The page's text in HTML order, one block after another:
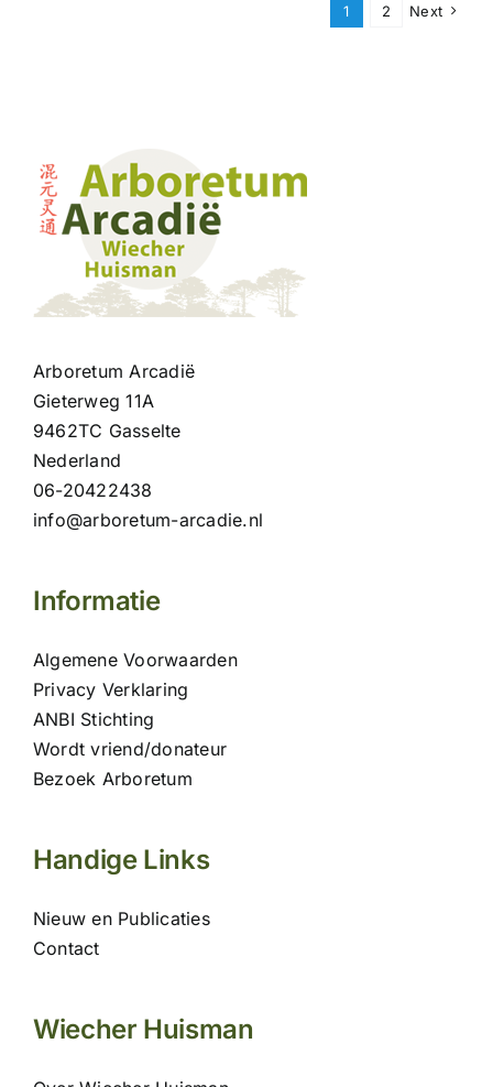
1 2 Next
Arboretum Arcadië
Gieterweg 11A
9462TC Gasselte
Nederland
06-20422438
info@arboretum-arcadie.nl
Informatie
Algemene Voorwaarden
Privacy Verklaring
ANBI Stichting
Wordt vriend/donateur
Bezoek Arboretum
Handige Links
Nieuw en Publicaties
Contact
Wiecher Huisman